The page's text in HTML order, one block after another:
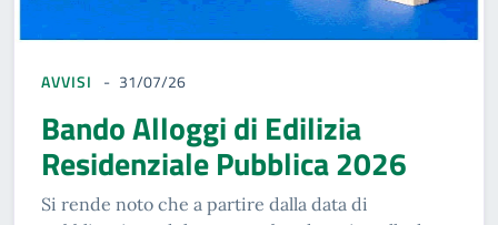
AVVISI 31/07/26
Bando Alloggi di Edilizia
Residenziale Pubblica 2026
Si rende noto che a partire dalla data di